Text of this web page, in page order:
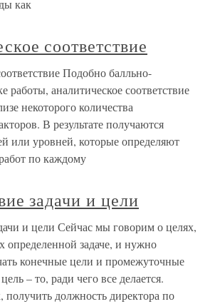
как
соответствие
Подобно балльно-
работы, аналитическое соответствие
некоторого количества
В результате получаются
или уровней, которые определяют
по каждому
задачи и цели
и цели Сейчас мы говорим о целях,
определенной задаче, и нужно
конечные цели и промежуточные
– то, ради чего все делается.
получить должность директора по